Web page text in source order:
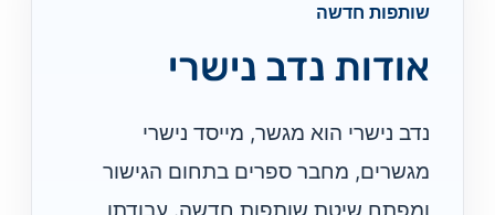
שותפות חדשה
אודות נדב נישרי
נדב נישרי הוא מגשר, מייסד נישרי
מגשרים, מחבר ספרים בתחום הגישור